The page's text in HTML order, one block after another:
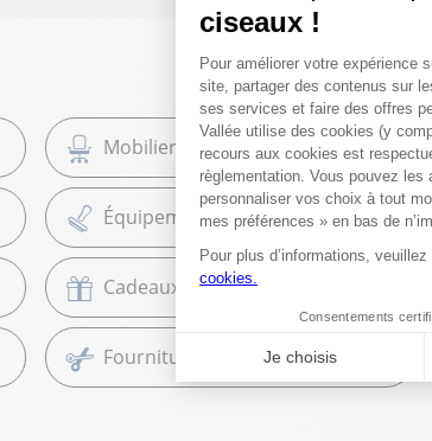
Mobilier de bureau
Équipement et Commerce
Cadeaux
Fournitures scolaires